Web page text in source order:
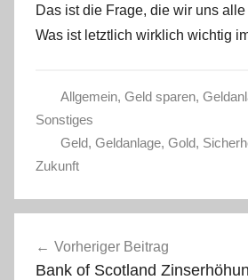
Das ist die Frage, die wir uns
Was ist letztlich wirklich wichtig
Allgemein, Geld sparen,
Sonstiges
Geld, Geldanlage, Gold,
Zukunft
Vorheriger Beitrag
Bank of Scotland